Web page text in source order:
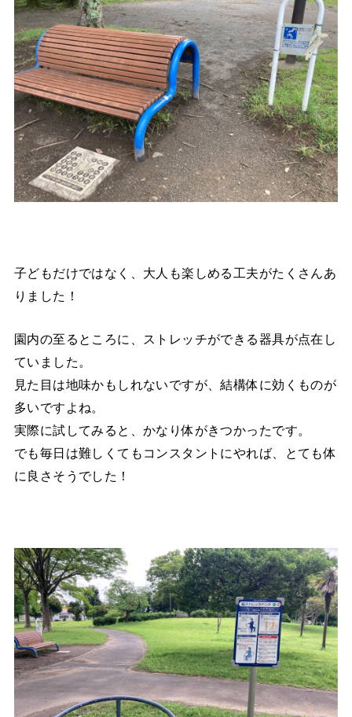
子どもだけではなく、大人も楽しめる工夫がたくさんあ
りました！
園内の至るところに、ストレッチができる器具が点在し
ていました。
見た目は地味かもしれないですが、結構体に効くものが
多いですよね。
実際に試してみると、かなり体がきつかったです。
でも毎日は難しくてもコンスタントにやれば、とても体
に良さそうでした！